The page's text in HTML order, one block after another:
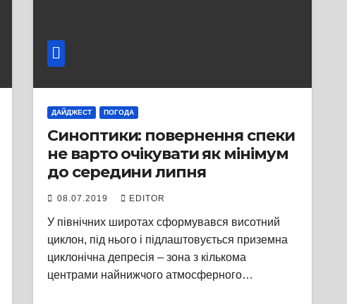
ДАЙДЖЕСТ ПОГОДА
Синоптики: повернення спеки
не варто очікувати як мінімум
до середини липня
08.07.2019 EDITOR
У північних широтах сформувався висотний
циклон, під нього і підлаштовується приземна
циклонічна депресія – зона з кількома
центрами найнижчого атмосферного…